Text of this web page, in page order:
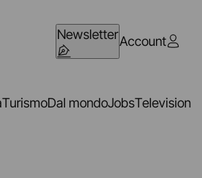
NewsletterAccount
TurismoDal mondoJobsTelevision